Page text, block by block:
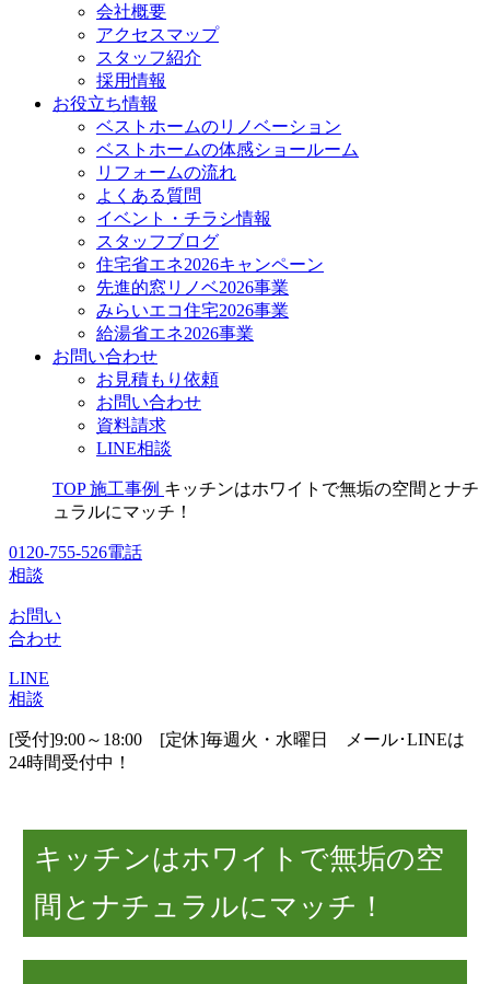
会社概要
アクセスマップ
スタッフ紹介
採用情報
お役立ち情報
ベストホームのリノベーション
ベストホームの体感ショールーム
リフォームの流れ
よくある質問
イベント・チラシ情報
スタッフブログ
住宅省エネ2026キャンペーン
先進的窓リノベ2026事業
みらいエコ住宅2026事業
給湯省エネ2026事業
お問い合わせ
お見積もり依頼
お問い合わせ
資料請求
LINE相談
TOP 施工事例 キッチンはホワイトで無垢の空間とナチ
ュラルにマッチ！
0120-755-526電話
相談
お問い
合わせ
LINE
相談
[受付]9:00～18:00 [定休]毎週火・水曜日
メール･LINEは
24時間受付中！
キッチンはホワイトで無垢の空
間とナチュラルにマッチ！